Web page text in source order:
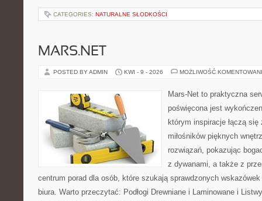
CATEGORIES: NATURALNE SŁODKOŚCI
MARS.NET
POSTED BY ADMIN KWI - 9 - 2026 MOŻLIWOŚĆ
Mars-Net to praktyczna
poświęcona jest
którym inspiracje łączą
miłośników pięknych
rozwiązań, pokazując
z dywanami, a także z
centrum porad dla osób, które szukają sprawdzonych
biura. Warto przeczytać: Podłogi Drewniane i Laminowane i